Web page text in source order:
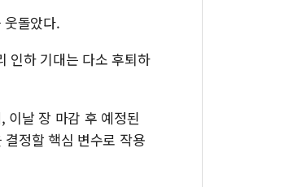
돌았다.
인하 기대는 다소 후퇴하
이날 장 마감 후 예정된
정할 핵심 변수로 작용